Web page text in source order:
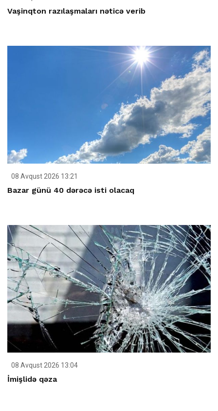
Vaşinqton razılaşmaları nəticə verib
08 Avqust 2026 13:21
Bazar günü 40 dərəcə isti olacaq
08 Avqust 2026 13:04
İmişlidə qəza